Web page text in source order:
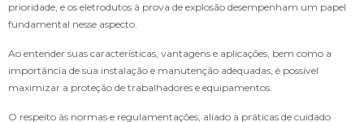
prioridade, e os eletrodutos à prova de explosão desempenham um papel
fundamental nesse aspecto.
Ao entender suas características, vantagens e aplicações, bem como a
importância de sua instalação e manutenção adequadas, é possível
maximizar a proteção de trabalhadores e equipamentos.
O respeito às normas e regulamentações, aliado a práticas de cuidado